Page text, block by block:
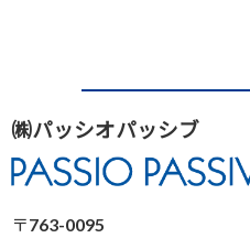
㈱パッシオパッシブ
〒763-0095